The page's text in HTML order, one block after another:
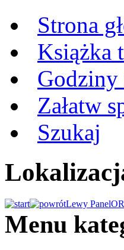
Strona
Książka
Godziny
Załatw
Szukaj
Lewy Panel
Menu